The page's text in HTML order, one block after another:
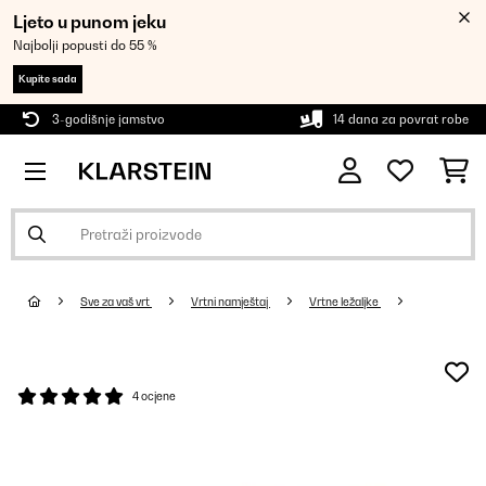
Ljeto u punom jeku
Najbolji popusti do 55 %
Kupite sada
3-godišnje jamstvo 14 dana za povrat robe
Sve za vaš vrt Vrtni namještaj Vrtne ležaljke
4 ocjene